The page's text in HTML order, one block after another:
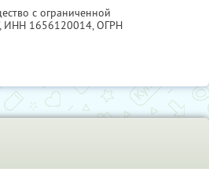
с ограниченной
ИНН 1656120014, ОГРН